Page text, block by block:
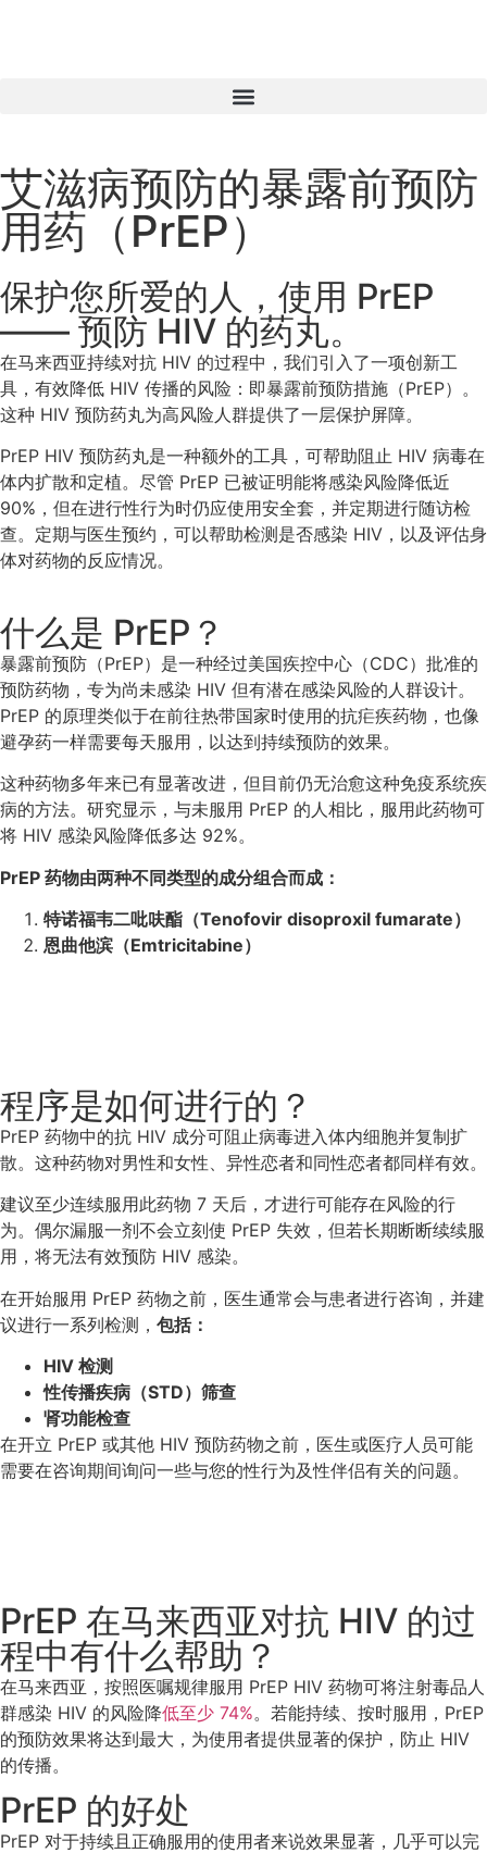
艾滋病预防的暴露前预防
用药（PrEP）
保护您所爱的人，使用 PrEP
—— 预防 HIV 的药丸。
在马来西亚持续对抗 HIV 的过程中，我们引入了一项创新工
具，有效降低 HIV 传播的风险：即暴露前预防措施（PrEP）。
这种 HIV 预防药丸为高风险人群提供了一层保护屏障。
PrEP HIV 预防药丸是一种额外的工具，可帮助阻止 HIV 病毒在
体内扩散和定植。尽管 PrEP 已被证明能将感染风险降低近
90%，但在进行性行为时仍应使用安全套，并定期进行随访检
查。定期与医生预约，可以帮助检测是否感染 HIV，以及评估身
体对药物的反应情况。
什么是 PrEP？
暴露前预防（PrEP）是一种经过美国疾控中心（CDC）批准的
预防药物，专为尚未感染 HIV 但有潜在感染风险的人群设计。
PrEP 的原理类似于在前往热带国家时使用的抗疟疾药物，也像
避孕药一样需要每天服用，以达到持续预防的效果。
这种药物多年来已有显著改进，但目前仍无治愈这种免疫系统疾
病的方法。研究显示，与未服用 PrEP 的人相比，服用此药物可
将 HIV 感染风险降低多达 92%。
PrEP 药物由两种不同类型的成分组合而成：
特诺福韦二吡呋酯（Tenofovir disoproxil fumarate）
恩曲他滨（Emtricitabine）
程序是如何进行的？
PrEP 药物中的抗 HIV 成分可阻止病毒进入体内细胞并复制扩
散。这种药物对男性和女性、异性恋者和同性恋者都同样有效。
建议至少连续服用此药物 7 天后，才进行可能存在风险的行
为。偶尔漏服一剂不会立刻使 PrEP 失效，但若长期断断续续服
用，将无法有效预防 HIV 感染。
在开始服用 PrEP 药物之前，医生通常会与患者进行咨询，并建
议进行一系列检测， 包括：
HIV 检测
性传播疾病（STD）筛查
肾功能检查
在开立 PrEP 或其他 HIV 预防药物之前，医生或医疗人员可能
需要在咨询期间询问一些与您的性行为及性伴侣有关的问题。
PrEP 在马来西亚对抗 HIV 的过
程中有什么帮助？
在马来西亚，按照医嘱规律服用 PrEP HIV 药物可将注射毒品人
群感染 HIV 的风险降低至少 74%。若能持续、按时服用，PrEP
的预防效果将达到最大，为使用者提供显著的保护，防止 HIV
的传播。
PrEP 的好处
PrEP 对于持续且正确服用的使用者来说效果显著，几乎可以完